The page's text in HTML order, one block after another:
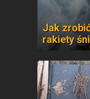
Jak
rakiety